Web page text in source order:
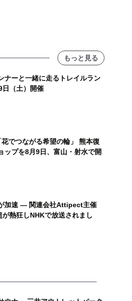
もっと見る
ナーと一緒に走るトレイルラン
日（土）開催
でつながる希望の輪」 熊本復
ップを8月9日、富山・射水で開
加速 ― 関連会社Attipect主催
が熱狂しNHKで放送されまし